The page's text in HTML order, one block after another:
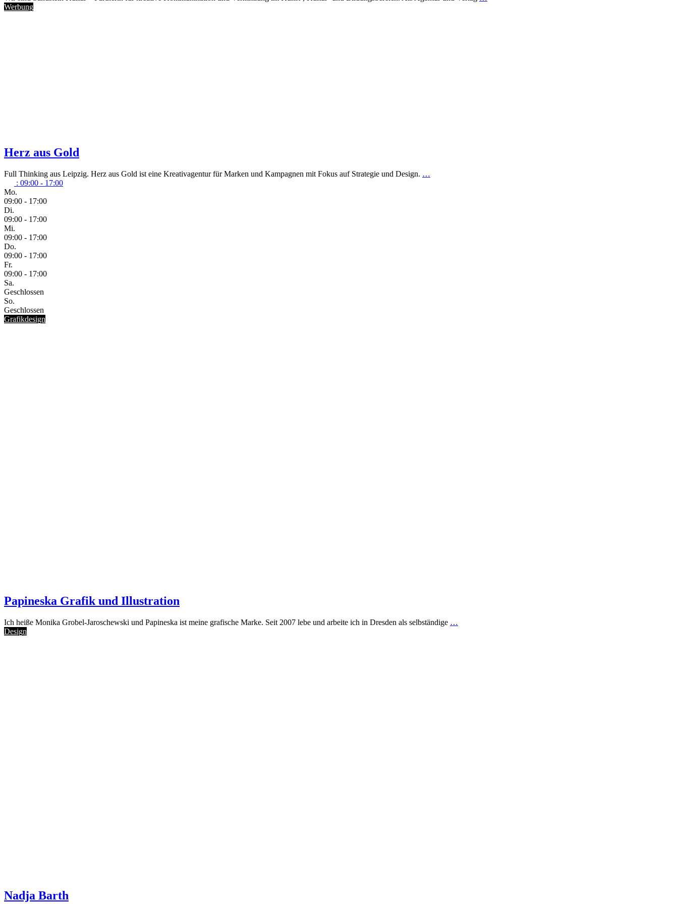
Werbung
Herz aus Gold
Full Thinking aus Leipzig. Herz aus Gold ist eine Kreativagentur für Marken und Kampagnen mit Fokus auf Strategie und Design. …
: 09:00 - 17:00
Mo.
09:00 - 17:00
Di.
09:00 - 17:00
Mi.
09:00 - 17:00
Do.
09:00 - 17:00
Fr.
09:00 - 17:00
Sa.
Geschlossen
So.
Geschlossen
Grafikdesign
Papineska Grafik und Illustration
Ich heiße Monika Grobel-Jaroschewski und Papineska ist meine grafische Marke. Seit 2007 lebe und arbeite ich in Dresden als selbständige …
Design
Nadja Barth